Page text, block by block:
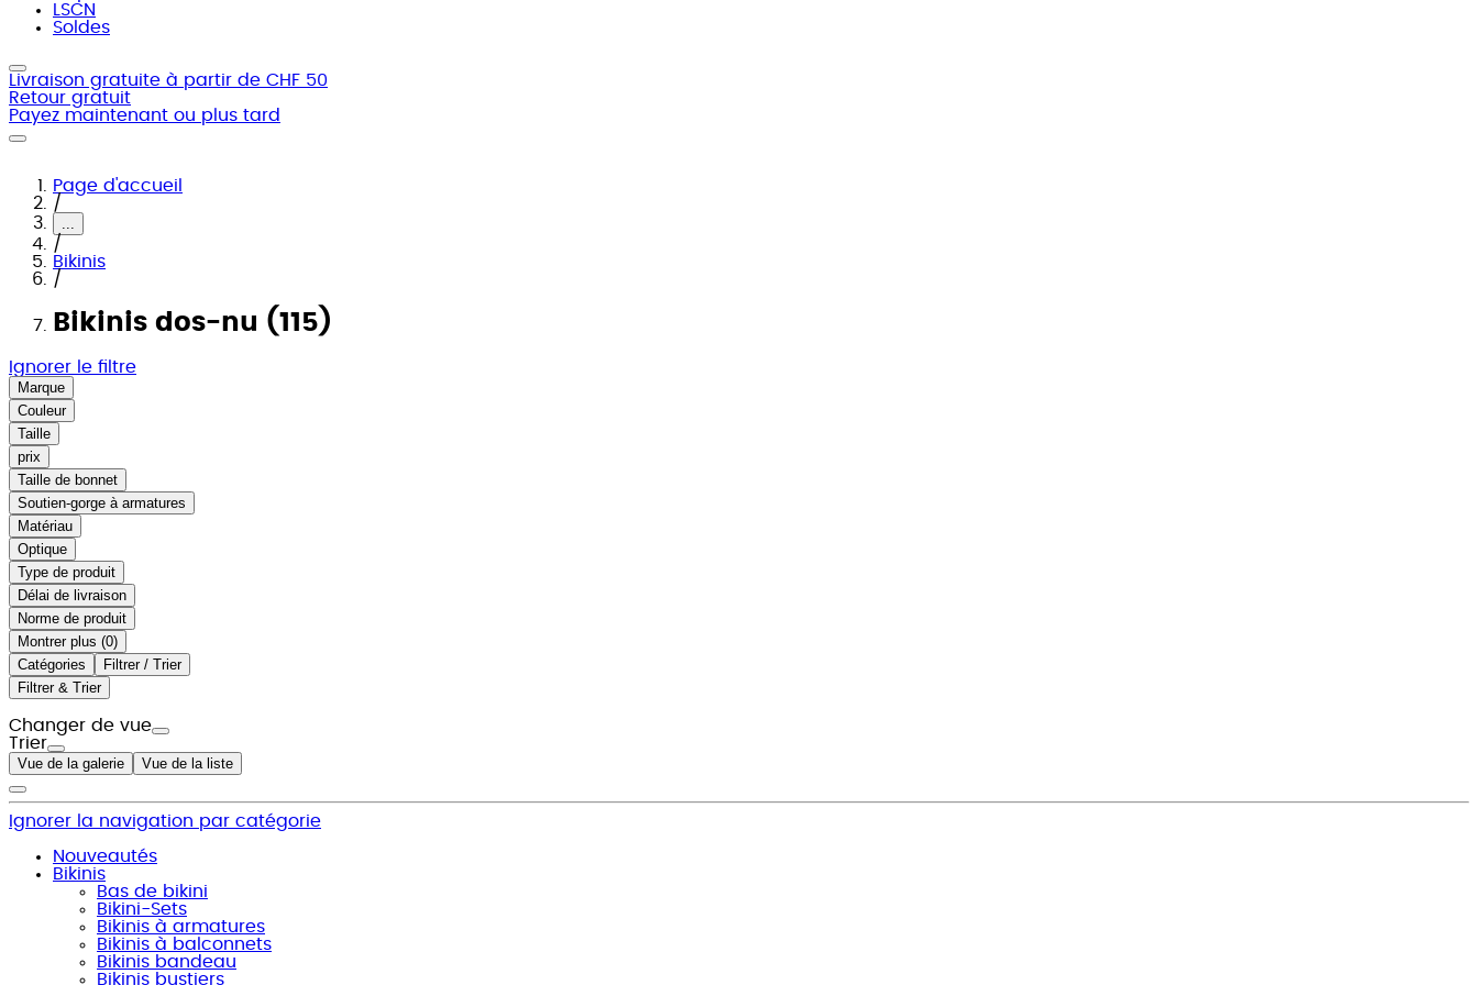
LSCN
Soldes
Livraison gratuite à partir de CHF 50
Retour gratuit
Payez maintenant ou plus tard
Page d'accueil
/
...
/
Bikinis
/
Bikinis dos-nu (115)
Ignorer le filtre
Marque
Couleur
Taille
prix
Taille de bonnet
Soutien-gorge à armatures
Matériau
Optique
Type de produit
Délai de livraison
Norme de produit
Montrer plus ( )
Catégories
Filtrer / Trier
Filtrer & Trier
Changer de vue
Trier
Vue de la galerie Vue de la liste
Ignorer la navigation par catégorie
Nouveautés
Bikinis
Bas de bikini
Bikini-Sets
Bikinis à armatures
Bikinis à balconnets
Bikinis bandeau
Bikinis bustiers